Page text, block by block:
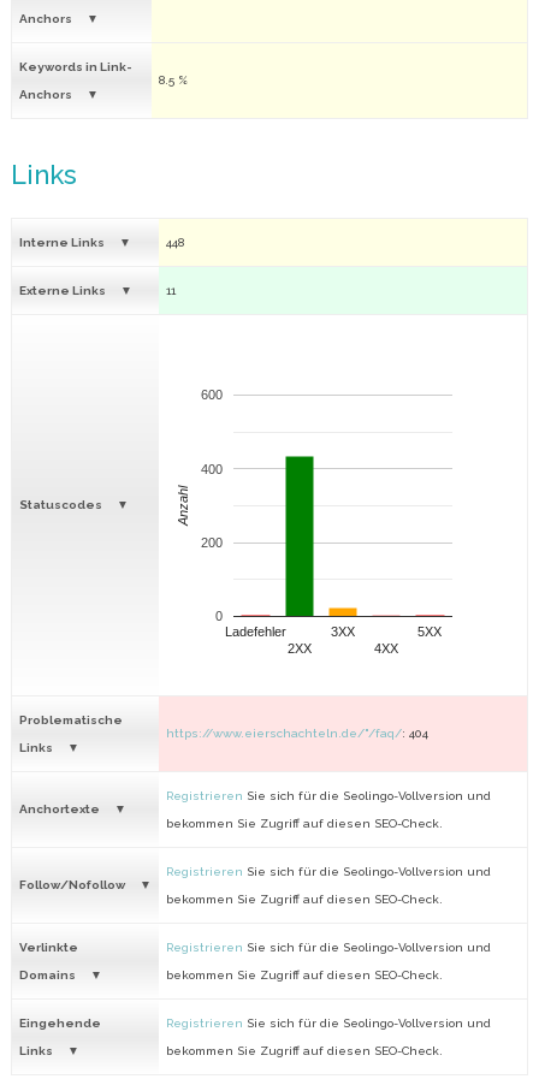
Anchors
Keywords in Link-
Anchors
8.5 %
Links
Interne Links 448
Externe Links 11
Statuscodes
Ladefehler
2XX
3XX
4XX
5XX
0
200
400
600
Anzahl
Problematische
Links
https://www.eierschachteln.de/"/faq/: 404
Anchortexte
Registrieren Sie sich für die Seolingo-Vollversion und
bekommen Sie Zugriff auf diesen SEO-Check.
Follow/Nofollow
Registrieren Sie sich für die Seolingo-Vollversion und
bekommen Sie Zugriff auf diesen SEO-Check.
Verlinkte
Domains
Registrieren Sie sich für die Seolingo-Vollversion und
bekommen Sie Zugriff auf diesen SEO-Check.
Eingehende
Links
Registrieren Sie sich für die Seolingo-Vollversion und
bekommen Sie Zugriff auf diesen SEO-Check.